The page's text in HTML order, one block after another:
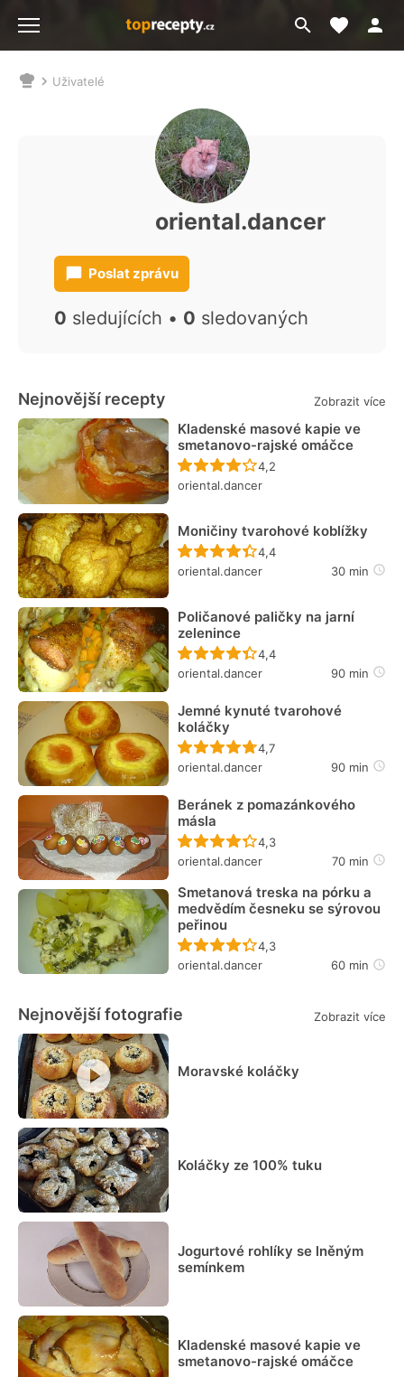
Přejít
na
Moje
NacházíteUživatelé
oriental.dancer
Poslat zprávu
0 sledujících • 0 sledovaných
Nejnovější recepty Zobrazit více
Kladenské masové kapie ve
smetanovo-rajské omáčce
Recept ještě nebyl
4,2
oriental.dancer
Moničiny tvarohové koblížky
Recept ještě nebyl
4,4
oriental.dancer
30 min
Poličanové paličky na jarní
zelenince
Recept ještě nebyl
4,4
oriental.dancer
90 min
Jemné kynuté tvarohové
koláčky
Recept ještě nebyl
4,7
oriental.dancer
90 min
Beránek z pomazánkového
másla
Recept ještě nebyl
4,3
oriental.dancer
70 min
Smetanová treska na pórku a
medvědím česneku se sýrovou
peřinou
Recept ještě nebyl
4,3
oriental.dancer
60 min
Nejnovější fotografie Zobrazit více
Moravské koláčky
Koláčky ze 100% tuku
Jogurtové rohlíky se lněným
semínkem
Kladenské masové kapie ve
smetanovo-rajské omáčce